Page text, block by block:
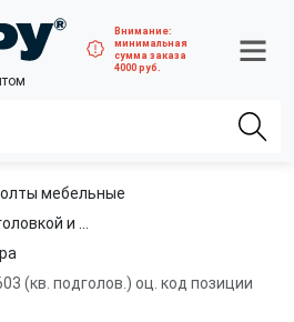
Внимание:
минимальная
сумма заказа
4000 руб.
болты мебельные
подголовником